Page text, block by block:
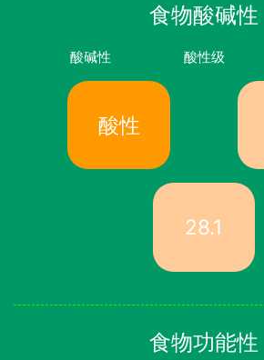
食物酸碱性
酸碱性 酸性级
酸性
28.1
食物功能性